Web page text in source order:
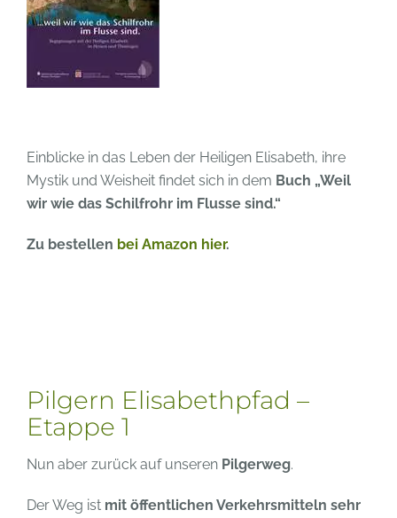
Einblicke in das Leben der Heiligen Elisabeth, ihre
Mystik und Weisheit findet sich in dem Buch „Weil
wir wie das Schilfrohr im Flusse sind.“
Zu bestellen bei Amazon hier.
Pilgern Elisabethpfad –
Etappe 1
Nun aber zurück auf unseren Pilgerweg.
Der Weg ist mit öffentlichen Verkehrsmitteln sehr